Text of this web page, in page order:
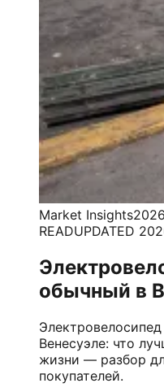
Market Insights
READUPDATED
обычный в
Венесуэле: что
жизни — разбор
покупателей.